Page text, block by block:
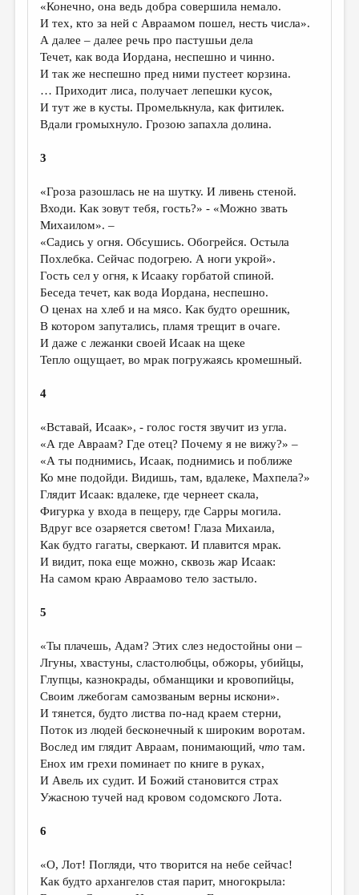
ОБЗОР ЛИТЕРАТУРЫ
СТРАНИЦЫ ПАМЯТИ
ОБЪЯВЛЕНИЯ
КОЛОНКА РЕДАКТОРА
РЕДКОЛЛЕГИЯ
ОТ РЕДАКЦИИ
ЭССЕИСТИКА
ЛИТЕРАТУРОВЕДЕНИЕ
КУЛЬТУРОВЕДЕНИЕ
ПУБЛИЦИСТИКА
РЕЦЕНЗИРОВАНИЕ
ЦИКЛЫ ПУБЛИКАЦИЙ
ВКОНТАКТЕ
«Конечно, она ведь добра совершила немало.
И тех, кто за ней с Авраамом пошел, несть числа».
А далее – далее речь про пастушьи дела
Течет, как вода Иордана, неспешно и чинно.
И так же неспешно пред ними пустеет корзина.
… Приходит лиса, получает лепешки кусок,
И тут же в кусты. Промелькнула, как фитилек.
Вдали громыхнуло. Грозою запахла долина.
3
«Гроза разошлась не на шутку. И ливень стеной.
Входи. Как зовут тебя, гость?» - «Можно звать
Михаилом». –
«Садись у огня. Обсушись. Обогрейся. Остыла
Похлебка. Сейчас подогрею. А ноги укрой».
Гость сел у огня, к Исааку горбатой спиной.
Беседа течет, как вода Иордана, неспешно.
О ценах на хлеб и на мясо. Как будто орешник,
В котором запутались, пламя трещит в очаге.
И даже с лежанки своей Исаак на щеке
Тепло ощущает, во мрак погружаясь кромешный.
4
«Вставай, Исаак», - голос гостя звучит из угла.
«А где Авраам? Где отец? Почему я не вижу?» –
«А ты поднимись, Исаак, поднимись и поближе
Ко мне подойди. Видишь, там, вдалеке, Махпела?»
Глядит Исаак: вдалеке, где чернеет скала,
Фигурка у входа в пещеру, где Сарры могила.
Вдруг все озаряется светом! Глаза Михаила,
Как будто гагаты, сверкают. И плавится мрак.
И видит, пока еще можно, сквозь жар Исаак:
На самом краю Авраамово тело застыло.
5
«Ты плачешь, Адам? Этих слез недостойны они –
Лгуны, хвастуны, сластолюбцы, обжоры, убийцы,
Глупцы, казнокрады, обманщики и кровопийцы,
Своим лжебогам самозваным верны искони».
И тянется, будто листва по-над краем стерни,
Поток из людей бесконечный к широким воротам.
Вослед им глядит Авраам, понимающий,что там.
Енох им грехи поминает по книге в руках,
И Авель их судит. И Божий становится страх
Ужасною тучей над кровом содомского Лота.
6
«О, Лот! Погляди, что творится на небе сейчас!
Как будто архангелов стая парит, многокрыла: